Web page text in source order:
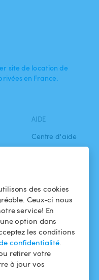
des cookies
Ceux-ci nous
service! En
option dans
les conditions
confidentialité.
retirer votre
à jour vos
site de location de
en France.
AIDE
Centre d'aide
confidentialité
Mentions légales
L'APP